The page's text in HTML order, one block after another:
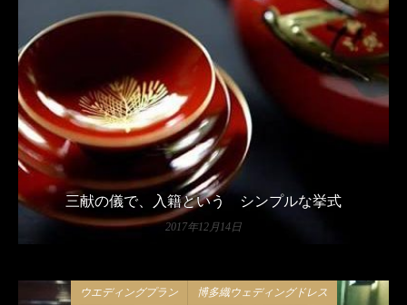
三献の儀で、入籍という シンプルな挙式
2017年12月14日
ウエディングプラン 博多織ウェディングドレス